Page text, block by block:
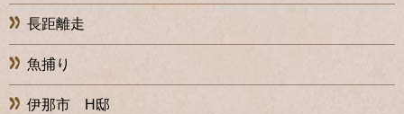
長距離走
魚捕り
伊那市 H邸